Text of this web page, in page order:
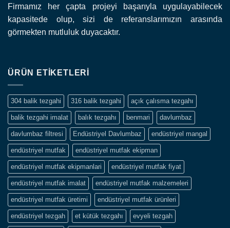
Firmamız her çapta projeyi başarıyla uygulayabilecek
kapasitede olup, sizi de referanslarımızın arasında
görmekten mutluluk duyacaktır.
ÜRÜN ETIKETLERI
304 balik tezgahi 316 balik tezgahi açık çalısma tezgahı
balik tezgahi imalat balık tezgahı benmari davlumbaz
davlumbaz filtresi Endüstriyel Davlumbaz endüstriyel mangal
endüstriyel mutfak endüstriyel mutfak ekipman
endüstriyel mutfak ekipmanlari endüstriyel mutfak fiyat
endüstriyel mutfak imalat endüstriyel mutfak malzemeleri
endüstriyel mutfak üretimi endüstriyel mutfak ürünleri
endüstriyel tezgah et kütük tezgahı evyeli tezgah